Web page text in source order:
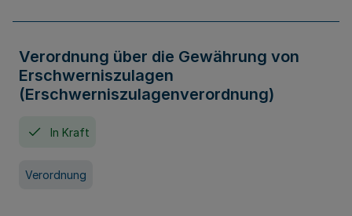
Verordnung über die Gewährung von
Erschwerniszulagen
(Erschwerniszulagenverordnung)
In Kraft
Verordnung